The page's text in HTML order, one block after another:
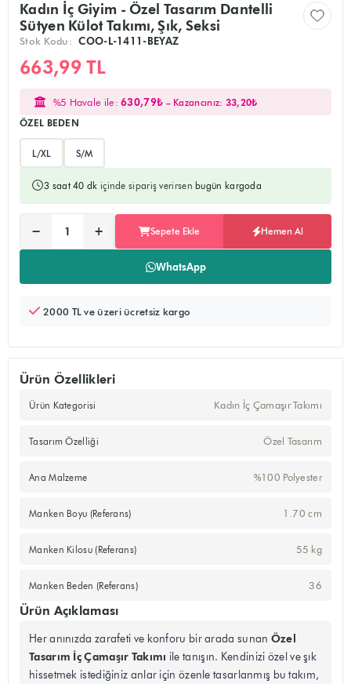
Kadın İç Giyim - Özel Tasarım Dantelli
Sütyen Külot Takımı, Şık, Seksi
Stok Kodu: COO-L-1411-BEYAZ
663,99 TL
%5 Havale ile:630,79₺ – Kazancınız: 33,20₺
ÖZEL BEDEN
L/XL S/M
3 saat 40 dk içinde sipariş verirsen bugün kargoda
Adet:
− + Sepete Ekle Hemen Al
WhatsApp
Ürünü sepete ekler, alışverişe devam edebilirsiniz
Doğrudan ödeme sayfasına yönlendirir
2000 TL ve üzeri ücretsiz kargo
Ürün Özellikleri
Ürün Kategorisi Kadın İç Çamaşır Takımı
Tasarım Özelliği Özel Tasarım
Ana Malzeme %100 Polyester
Manken Boyu (Referans) 1.70 cm
Manken Kilosu (Referans) 55 kg
Manken Beden (Referans) 36
Ürün Açıklaması
Her anınızda zarafeti ve konforu bir arada sunan Özel
Tasarım İç Çamaşır Takımı ile tanışın. Kendinizi özel ve şık
hissetmek istediğiniz anlar için özenle tasarlanmış bu takım,